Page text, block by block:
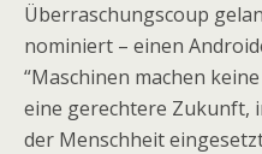
Überraschungscoup
nominiert – einen
“Maschinen machen
eine gerechtere Zukunft,
der Menschheit